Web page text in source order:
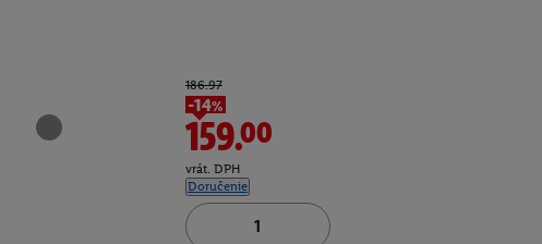
186.97
-14%
159.00
vrát. DPH
Doručenie